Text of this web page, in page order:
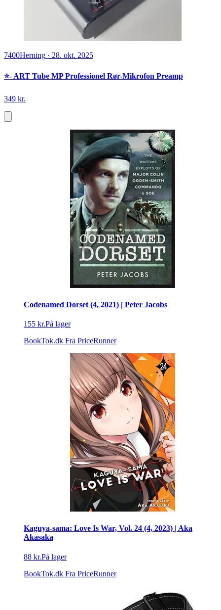
7400Herning · 28. okt. 2025
⭐️- ART Tube MP Professionel Rør-Mikrofon Preamp
349 kr.
Codenamed Dorset (4, 2021) | Peter Jacobs
155 kr.På lager
BookTok.dk Fra PriceRunner
Kaguya-sama: Love Is War, Vol. 24 (4, 2023) | Aka
Akasaka
88 kr.På lager
BookTok.dk Fra PriceRunner